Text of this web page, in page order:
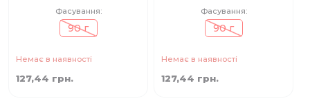
Фасування:
90 г
Немає в наявності
127,44 грн.
Фасування:
90 г
Немає в наявності
127,44 грн.